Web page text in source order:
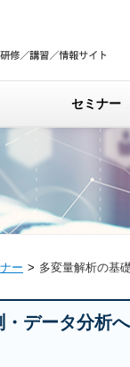
セミナー
ー 多変量解析の基
・データ分